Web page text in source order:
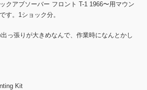
クアブソーバー フロント T-1 1966〜用マウン
す。1ショック分。
っ張りが大きめなんで、作業時になんとかし
Kit